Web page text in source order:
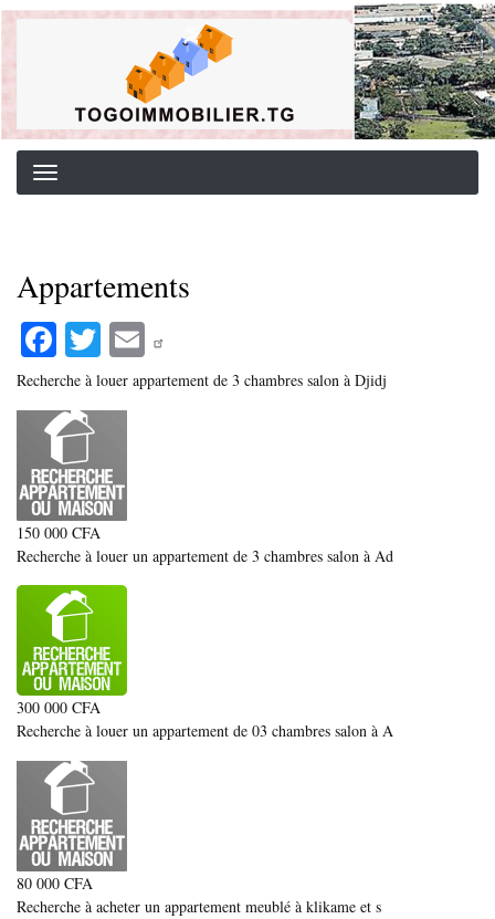
Aller
Background image for header
Appartements
Fa
ce
bo
ok
T
wi
tte
E
m
ail
Recherche à louer appartement de 3 chambres salon à Djidj
150 000 CFA
Recherche à louer un appartement de 3 chambres salon à Ad
300 000 CFA
Recherche à louer un appartement de 03 chambres salon à A
80 000 CFA
Recherche à acheter un appartement meublé à klikame et s